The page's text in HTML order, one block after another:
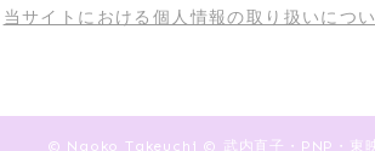
当サイトにおける個人情報の取り扱いにつ
© Naoko Takeuchi © 武内直子・PNP・東映